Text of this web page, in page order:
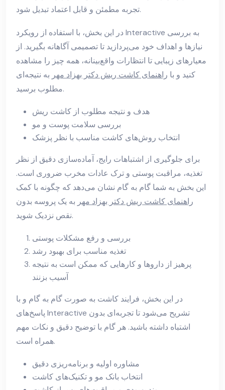
تجربه مطمئن و قابل اعتماد تبدیل شود.
در این بخش، با استفاده از رویکرد Interactive به بررسی
نیازها و اهداف خود می‌پردازید تا تصمیمی آگاهانه بگیرید. از
معیارهای زیبایی تا انتظارات واقع‌بینانه، همه چیز را مشاهده
کنید و با راهنمای کاشت ریش دکتر بهزاد مهر به نتیجه‌ای
مطلوب برسید.
هدف و نتیجه مطلوب از کاشت ریش
بررسی سلامت پوست و مو
انتخاب روش‌های کاشت مناسب با نظر پزشک
برای جلوگیری از اشتباهات رایج، آماده‌سازی دقیق از نظر
تغذیه، مراقبت پوستی و ترک عادات مخرب ضروری است.
این بخش به شما گام به گام نشان می‌دهد که چگونه با کمک
راهنمای کاشت ریش دکتر بهزاد مهر به یک پروسه بدون
نقص نزدیک شوید.
بررسی و رفع مشکلات پوستی
تغذیه مناسب برای بهبود رشد
پرهیز از داروها و کارهایی که ممکن است به نتیجه
آسیب بزنند
در این بخش، فرایند کاشت به صورت گام به گام و با
پاسخ‌های Interactive تشریح می‌شود تا تجربه‌ای بدون
اشتباه داشته باشید. هر گام با توضیح دقیق و نکات مهم
همراه است.
مشاوره اولیه و برنامه‌ریزی دقیق
انتخاب بانک مو و تکنیک‌های کاشت